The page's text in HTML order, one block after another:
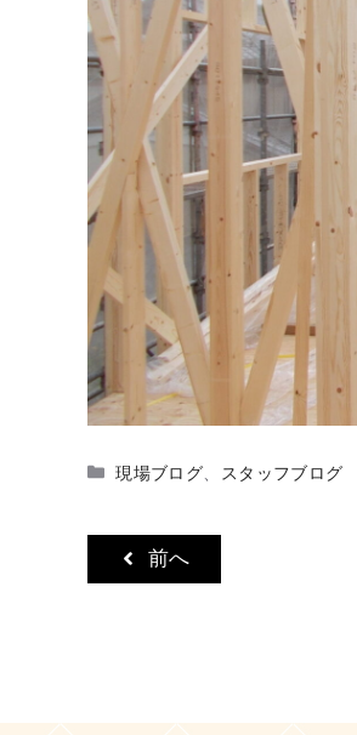
カ
リ
現場ブログ スタッフブログ
前へ